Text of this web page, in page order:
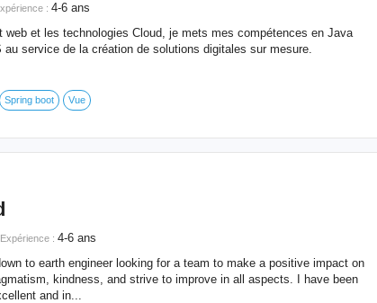
: 4-6 ans
web et les technologies Cloud, je mets mes compétences en Java
service de la création de solutions digitales sur mesure.
Spring boot Vue
Expérience : 4-6 ans
to earth engineer looking for a team to make a positive impact on
kindness, and strive to improve in all aspects. I have been
and in...